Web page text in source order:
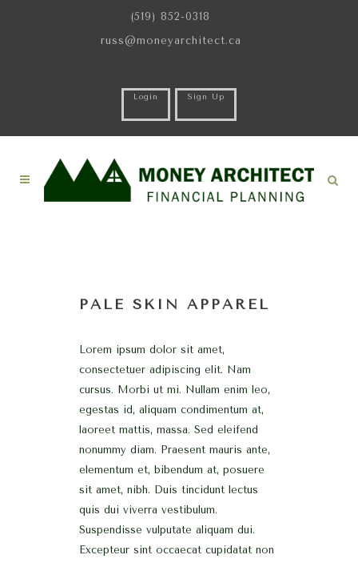
(519) 852-0318
russ@moneyarchitect.ca
Login Sign Up
PALE SKIN APPAREL
Lorem ipsum dolor sit amet,
consectetuer adipiscing elit. Nam
cursus. Morbi ut mi. Nullam enim leo,
egestas id, aliquam condimentum at,
laoreet mattis, massa. Sed eleifend
nonummy diam. Praesent mauris ante,
elementum et, bibendum at, posuere
sit amet, nibh. Duis tincidunt lectus
quis dui viverra vestibulum.
Suspendisse vulputate aliquam dui.
Excepteur sint occaecat cupidatat non